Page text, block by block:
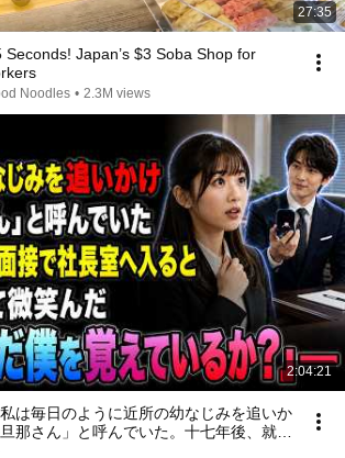
27:35
Seconds! Japan’s $3 Soba Shop for
Noodles • 2.3M views
2:04:21
は毎日のように近所の幼なじみを追いか
那さん」と呼んでいた。十七年後、就職
へ入ると、彼は私を見て微笑んだ。「妻